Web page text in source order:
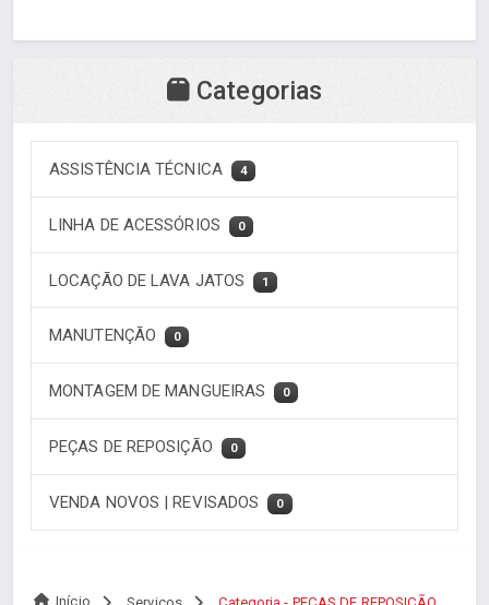
Categorias
ASSISTÊNCIA TÉCNICA 4
LINHA DE ACESSÓRIOS 0
LOCAÇÃO DE LAVA JATOS 1
MANUTENÇÃO 0
MONTAGEM DE MANGUEIRAS 0
PEÇAS DE REPOSIÇÃO 0
VENDA NOVOS | REVISADOS 0
Início